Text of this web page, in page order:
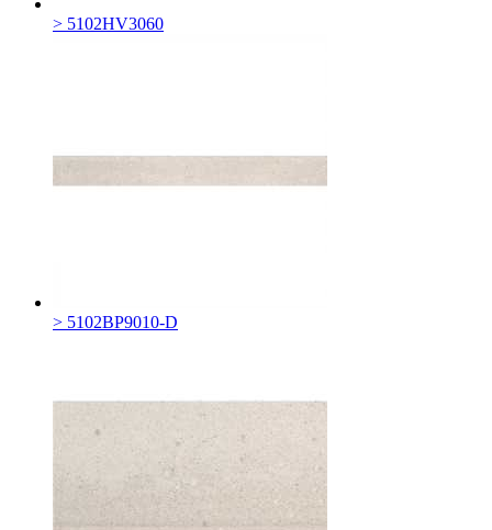
> 5102HV3060
> 5102BP9010-D